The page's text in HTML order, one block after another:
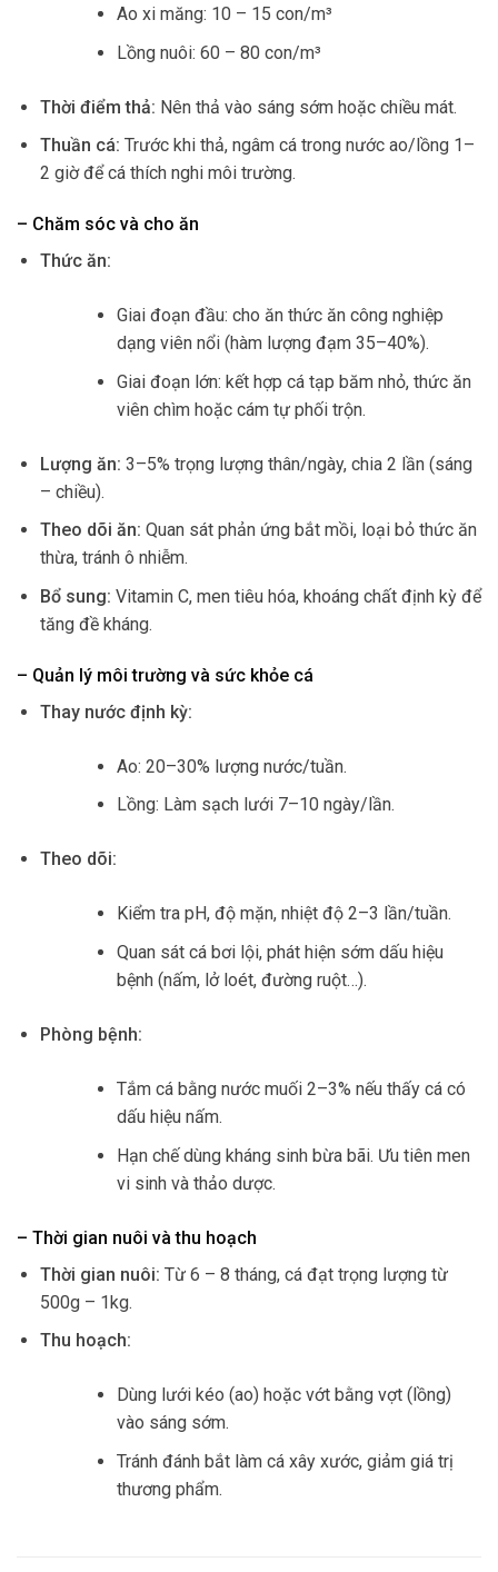
Ao xi măng: 10 – 15 con/m³
Lồng nuôi: 60 – 80 con/m³
Thời điểm thả: Nên thả vào sáng sớm hoặc chiều mát.
Thuần cá: Trước khi thả, ngâm cá trong nước ao/lồng 1–
2 giờ để cá thích nghi môi trường.
– Chăm sóc và cho ăn
Thức ăn:
Giai đoạn đầu: cho ăn thức ăn công nghiệp
dạng viên nổi (hàm lượng đạm 35–40%).
Giai đoạn lớn: kết hợp cá tạp băm nhỏ, thức ăn
viên chìm hoặc cám tự phối trộn.
Lượng ăn: 3–5% trọng lượng thân/ngày, chia 2 lần (sáng
– chiều).
Theo dõi ăn: Quan sát phản ứng bắt mồi, loại bỏ thức ăn
thừa, tránh ô nhiễm.
Bổ sung: Vitamin C, men tiêu hóa, khoáng chất định kỳ để
tăng đề kháng.
– Quản lý môi trường và sức khỏe cá
Thay nước định kỳ:
Ao: 20–30% lượng nước/tuần.
Lồng: Làm sạch lưới 7–10 ngày/lần.
Theo dõi:
Kiểm tra pH, độ mặn, nhiệt độ 2–3 lần/tuần.
Quan sát cá bơi lội, phát hiện sớm dấu hiệu
bệnh (nấm, lở loét, đường ruột…).
Phòng bệnh:
Tắm cá bằng nước muối 2–3% nếu thấy cá có
dấu hiệu nấm.
Hạn chế dùng kháng sinh bừa bãi. Ưu tiên men
vi sinh và thảo dược.
– Thời gian nuôi và thu hoạch
Thời gian nuôi: Từ 6 – 8 tháng, cá đạt trọng lượng từ
500g – 1kg.
Thu hoạch:
Dùng lưới kéo (ao) hoặc vớt bằng vợt (lồng)
vào sáng sớm.
Tránh đánh bắt làm cá xây xước, giảm giá trị
thương phẩm.